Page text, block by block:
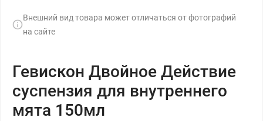
Внешний вид товара может отличаться от фотографий
на сайте
Гевискон Двойное Действие
суспензия для внутреннего
мята 150мл